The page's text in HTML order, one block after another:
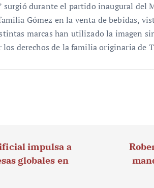
surgió durante el partido inaugural del
Gómez en la venta de bebidas,
marcas han utilizado la imagen
los derechos de la familia originaria de
impulsa a
globales en